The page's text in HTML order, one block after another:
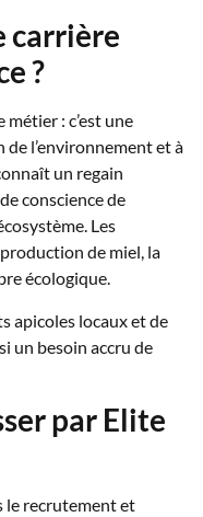
carrière
?
métier : c’est une
l’environnement et à
un regain
conscience de
Les
de miel, la
écologique.
apicoles locaux et de
un besoin accru de
par Elite
le recrutement et